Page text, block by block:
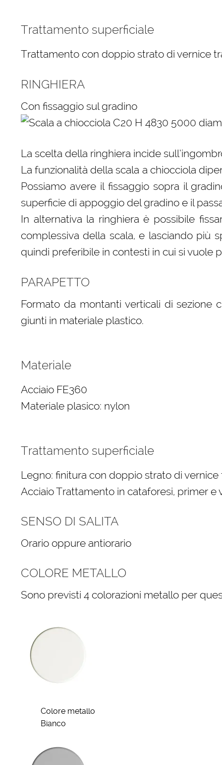
Trattamento superficiale
Trattamento con doppio strato di vernice
RINGHIERA
Con fissaggio sul gradino
La scelta della ringhiera incide
La funzionalità della scala a chiocciola
Possiamo avere il fissaggio sopra il
superficie di appoggio del gradino e il
In alternativa la ringhiera è possibile
complessiva della scala, e lasciando più
quindi preferibile in contesti in cui si vuole
PARAPETTO
Formato da montanti verticali di sezione
giunti in materiale plastico.
Materiale
Acciaio FE360
Materiale plasico: nylon
Trattamento superficiale
Legno: finitura con doppio strato di
Acciaio Trattamento in cataforesi, primer
SENSO DI SALITA
Orario oppure antiorario
COLORE METALLO
Sono previsti 4 colorazioni metallo per
Colore metallo
Bianco